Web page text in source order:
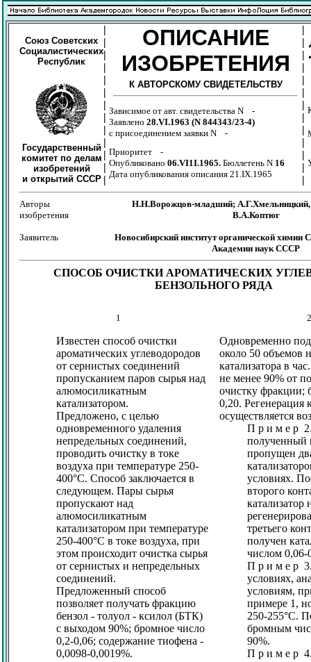
Союз Советских
Социалистических
Республик
|
|
|
|
|
|
|
|
|
|
|
|
|
ОПИСАНИЕ
ИЗОБРЕТЕНИЯ
|
|
|
|
|
|
|
|
|
|
|
|
|
К АВТОРСКОМУ СВИДЕТЕЛЬСТВУ
Зависимое от авт. свидетельства N -
Заявлено 28.VI.1963 (N 844343/23-4)
с присоединением заявки N -
Государственный
комитет по делам
изобретений
и открытий СССР
Приоритет -
Опубликовано 06.VI1I.1965. Бюллетень N 16
Дата опубликования описания 21.IX.1965
Авторы
изобретения
Н.Н.Ворожцов-младший; А.Г.Хмельницкий,
В.А.Коптюг
Заявитель
Новосибирский институт органической химии
Академии наук СССР
СПОСОБ ОЧИСТКИ АРОМАТИЧЕСКИХ
БЕНЗОЛЬНОГО РЯДА
1 2
Известен способ очистки
ароматических углеводородов
от сернистых соединений
пропусканием паров сырья над
алюмосиликатным
катализатором.
Предложено, с целью
одновременного удаления
непредельных соединений,
проводить очистку в токе
воздуха при температуре 250-
400°С. Способ заключается в
следующем. Пары сырья
пропускают над
алюмосиликатным
катализатором при температуре
250-400°С в токе воздуха, при
этом происходит очистка сырья
от сернистых и непредельных
соединений.
Предложенный способ
позволяет получать фракцию
бензол - толуол - ксилол (БТК)
с выходом 90%; бромное число
0,2-0,06; содержание тиофена -
0,0098-0,0019%.
Одновременно
около 50 объемов
катализатора в
не менее 90% от
очистку фракции;
0,20. Регенерация
осуществляется
П р и м е р 2.
полученный
пропущен
условиях.
второго
катализатор
третьего
получен
числом 0,06-
П р и м е р
условиях,
условиям,
примере 1,
250-255°С.
бромным
90%.
П р и м е р